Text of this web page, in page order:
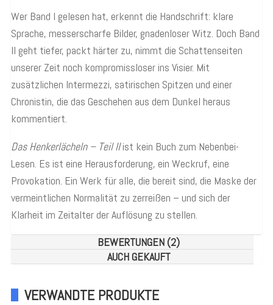
Wer Band I gelesen hat, erkennt die Handschrift: klare
Sprache, messerscharfe Bilder, gnadenloser Witz. Doch Band
II geht tiefer, packt härter zu, nimmt die Schattenseiten
unserer Zeit noch kompromissloser ins Visier. Mit
zusätzlichen Intermezzi, satirischen Spitzen und einer
Chronistin, die das Geschehen aus dem Dunkel heraus
kommentiert.
Das Henkerlächeln – Teil IIist kein Buch zum Nebenbei-
Lesen. Es ist eine Herausforderung, ein Weckruf, eine
Provokation. Ein Werk für alle, die bereit sind, die Maske der
vermeintlichen Normalität zu zerreißen – und sich der
Klarheit im Zeitalter der Auflösung zu stellen.
BEWERTUNGEN (2)
AUCH GEKAUFT
VERWANDTE PRODUKTE